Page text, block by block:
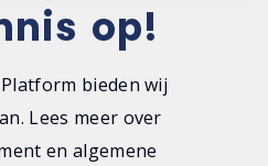
op!
bieden wij
Lees meer over
en algemene